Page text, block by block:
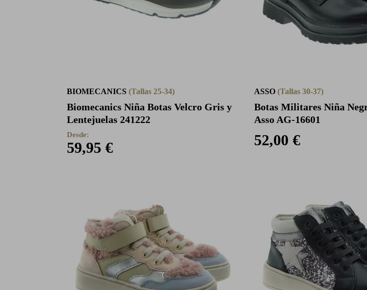
BIOMECANICS (Tallas 25-34)
Biomecanics Niña Botas Velcro Gris y
Lentejuelas 241222
Desde:
59,95 €
ASSO (Tallas 30-37)
Botas Militares Niña
Asso AG-16601
52,00 €